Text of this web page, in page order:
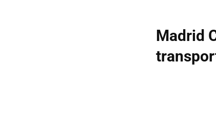
Madrid